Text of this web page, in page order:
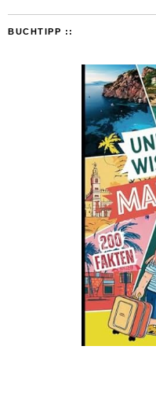
BUCHTIPP ::